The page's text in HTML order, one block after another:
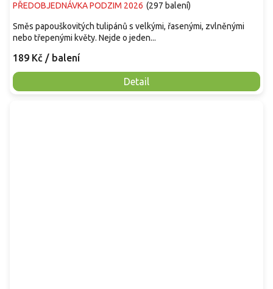
PŘEDOBJEDNÁVKA PODZIM 2026 (297 balení)
189 Kč / balení
Detail
Směs papouškovitých tulipánů s velkými, řasenými, zvlněnými
nebo třepenými květy. Nejde o jeden...